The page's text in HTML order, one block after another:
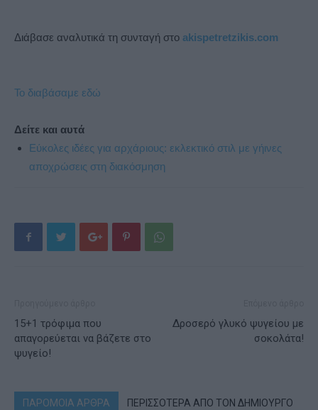
Διάβασε αναλυτικά τη συνταγή στο akispetretzikis.com
Το διαβάσαμε εδώ
Δείτε και αυτά
Εύκολες ιδέες για αρχάριους: εκλεκτικό στιλ με γήινες
αποχρώσεις στη διακόσμηση
15+1 τρόφιμα που
απαγορεύεται να βάζετε στο
ψυγείο!
Δροσερό γλυκό ψυγείου με
σοκολάτα!
ΠΑΡΟΜΟΙΑ ΑΡΘΡΑ ΠΕΡΙΣΣΟΤΕΡΑ ΑΠΟ ΤΟΝ ΔΗΜΙΟΥΡΓΟ